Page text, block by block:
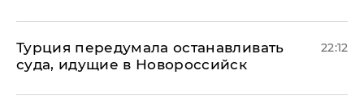
Турция передумала останавливать
суда, идущие в Новороссийск
22:12